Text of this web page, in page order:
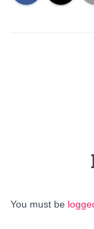
You must be